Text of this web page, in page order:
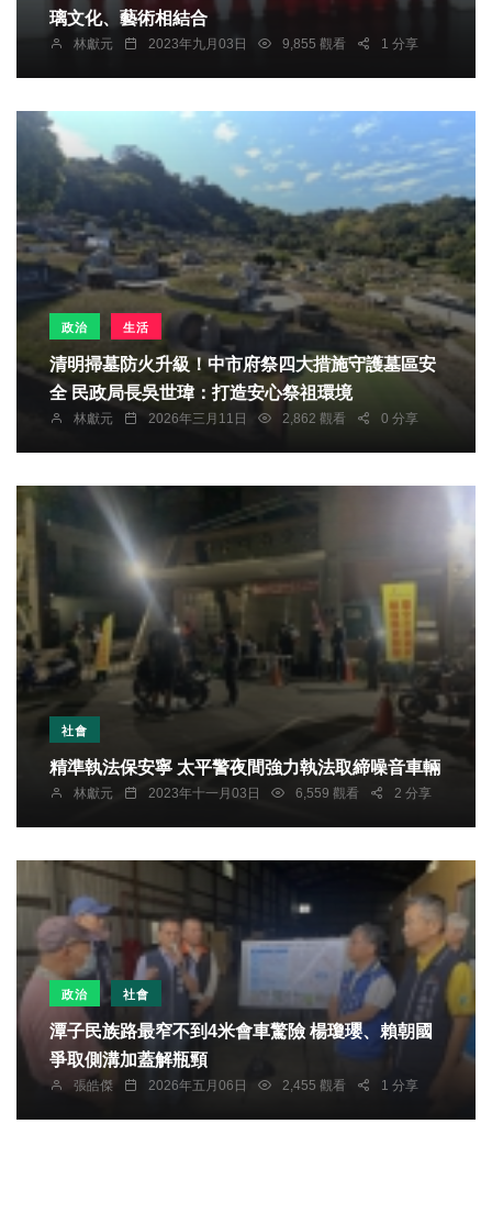
璃文化、藝術相結合
林獻元 2023年九月03日 9,855 觀看 1 分享
政治 生活
清明掃墓防火升級！中市府祭四大措施守護墓區安
全 民政局長吳世瑋：打造安心祭祖環境
林獻元 2026年三月11日 2,862 觀看 0 分享
社會
精準執法保安寧 太平警夜間強力執法取締噪音車輛
林獻元 2023年十一月03日 6,559 觀看 2 分享
政治 社會
潭子民族路最窄不到4米會車驚險 楊瓊瓔、賴朝國
爭取側溝加蓋解瓶頸
張皓傑 2026年五月06日 2,455 觀看 1 分享